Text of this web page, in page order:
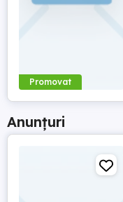
Promovat
Anunțuri